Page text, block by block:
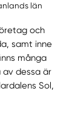
län
och
samt inne
många
av dessa är
Sol,